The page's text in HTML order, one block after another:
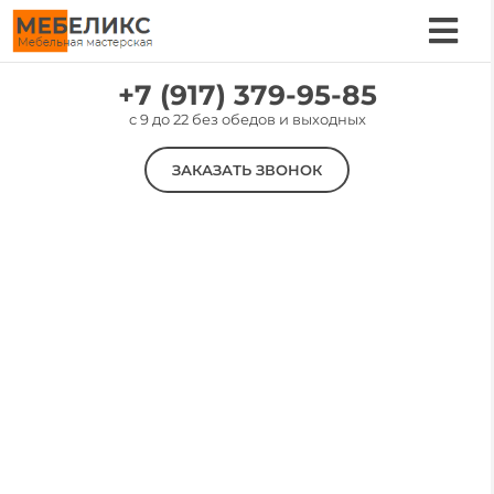
Skip
to
content
Услуги
Цены
Материалы
+7 (917) 379-95-85
c 9 до 22 без обедов и выходных
ЗАКАЗАТЬ ЗВОНОК